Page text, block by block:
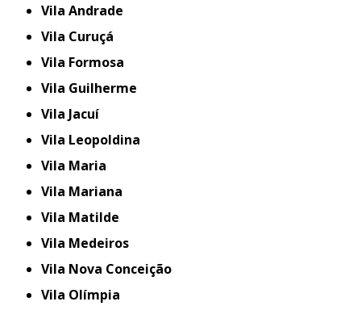
Vila Andrade
Vila Curuçá
Vila Formosa
Vila Guilherme
Vila Jacuí
Vila Leopoldina
Vila Maria
Vila Mariana
Vila Matilde
Vila Medeiros
Vila Nova Conceição
Vila Olímpia